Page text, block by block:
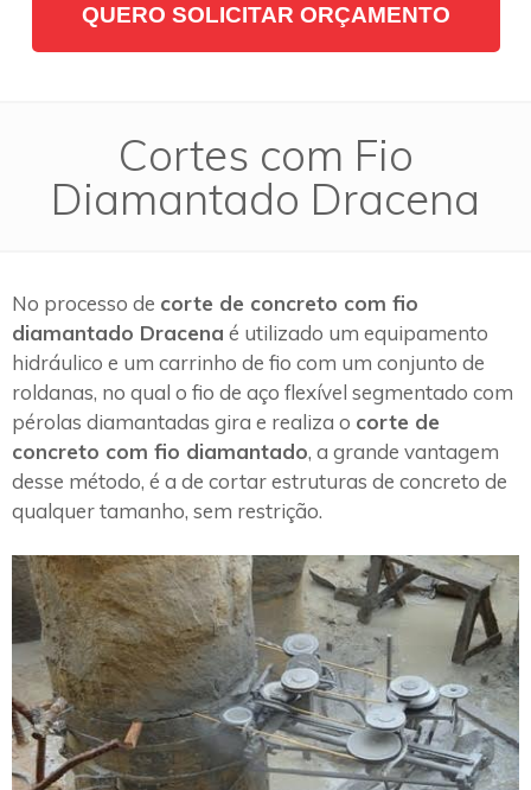
QUERO SOLICITAR ORÇAMENTO
Cortes com Fio
Diamantado Dracena
No processo de corte de concreto com fio
diamantado Dracena é utilizado um equipamento
hidráulico e um carrinho de fio com um conjunto de
roldanas, no qual o fio de aço flexível segmentado com
pérolas diamantadas gira e realiza o corte de
concreto com fio diamantado, a grande vantagem
desse método, é a de cortar estruturas de concreto de
qualquer tamanho, sem restrição.